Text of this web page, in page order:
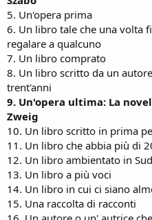
5. Un'opera prima
6. Un libro tale che una volta
regalare a qualcuno
7. Un libro comprato
8. Un libro scritto da un
trent'anni
9. Un'opera ultima: La
Zweig
10. Un libro scritto in prima
11. Un libro che abbia più di
12. Un libro ambientato in
13. Un libro a più voci
14. Un libro in cui ci siano
15. Una raccolta di racconti